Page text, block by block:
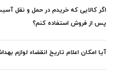
اگر کالایی که خریدم در حمل و نقل
پس از فروش استفاده کنم؟
آیا امکان اعلام تاریخ انقضاء لوازم